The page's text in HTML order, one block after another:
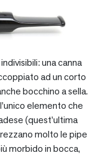
una canna
ad un corto
bocchino a sella.
elemento che
(quest’ultima
molto le pipe
morbido in bocca,